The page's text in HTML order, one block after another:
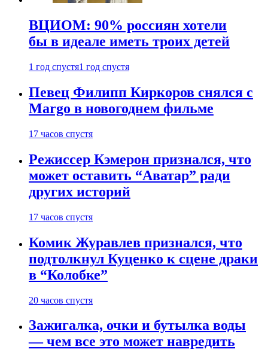
ВЦИОМ: 90% россиян хотели
бы в идеале иметь троих детей
1 год спустя1 год спустя
Певец Филипп Киркоров снялся с
Margo в новогоднем фильме
17 часов спустя
Режиссер Кэмерон признался, что
может оставить “Аватар” ради
других историй
17 часов спустя
Комик Журавлев признался, что
подтолкнул Куценко к сцене драки
в “Колобке”
20 часов спустя
Зажигалка, очки и бутылка воды
— чем все это может навредить